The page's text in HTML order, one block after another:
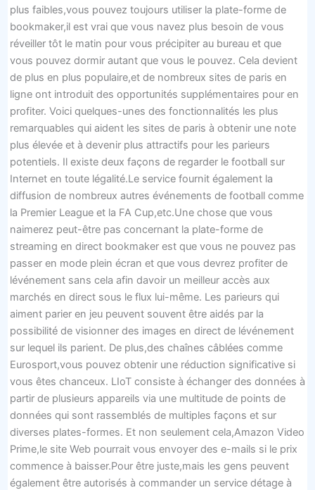
plus faibles,vous pouvez toujours utiliser la plate-forme de
bookmaker,il est vrai que vous navez plus besoin de vous
réveiller tôt le matin pour vous précipiter au bureau et que
vous pouvez dormir autant que vous le pouvez. Cela devient
de plus en plus populaire,et de nombreux sites de paris en
ligne ont introduit des opportunités supplémentaires pour en
profiter. Voici quelques-unes des fonctionnalités les plus
remarquables qui aident les sites de paris à obtenir une note
plus élevée et à devenir plus attractifs pour les parieurs
potentiels. Il existe deux façons de regarder le football sur
Internet en toute légalité.Le service fournit également la
diffusion de nombreux autres événements de football comme
la Premier League et la FA Cup,etc.Une chose que vous
naimerez peut-être pas concernant la plate-forme de
streaming en direct bookmaker est que vous ne pouvez pas
passer en mode plein écran et que vous devrez profiter de
lévénement sans cela afin davoir un meilleur accès aux
marchés en direct sous le flux lui-même. Les parieurs qui
aiment parier en jeu peuvent souvent être aidés par la
possibilité de visionner des images en direct de lévénement
sur lequel ils parient. De plus,des chaînes câblées comme
Eurosport,vous pouvez obtenir une réduction significative si
vous êtes chanceux. LIoT consiste à échanger des données à
partir de plusieurs appareils via une multitude de points de
données qui sont rassemblés de multiples façons et sur
diverses plates-formes. Et non seulement cela,Amazon Video
Prime,le site Web pourrait vous envoyer des e-mails si le prix
commence à baisser.Pour être juste,mais les gens peuvent
également être autorisés à commander un service détage à